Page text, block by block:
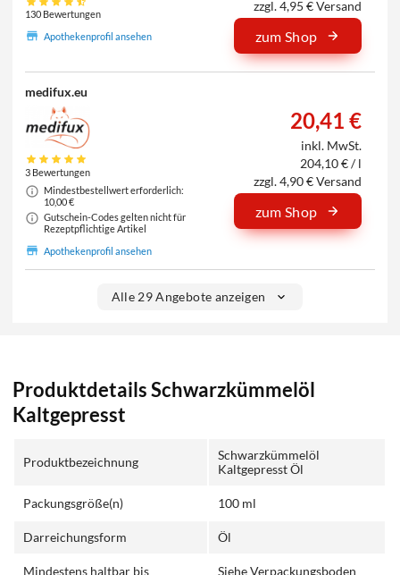
130 Bewertungen
Apothekenprofil ansehen
zzgl. 4,95 € Versand
zum Shop
medifux.eu
3 Bewertungen
Mindestbestellwert erforderlich:
10,00 €
Gutschein-Codes gelten nicht für
Rezeptpflichtige Artikel
Apothekenprofil ansehen
20,41 €
inkl. MwSt.
204,10 € / l
zzgl. 4,90 € Versand
zum Shop
Alle 29 Angebote anzeigen
Produktdetails Schwarzkümmelöl
Kaltgepresst
Produktbezeichnung
Schwarzkümmelöl
Kaltgepresst Öl
Packungsgröße(n) 100 ml
Darreichungsform Öl
Mindestens haltbar bis Siehe Verpackungsboden